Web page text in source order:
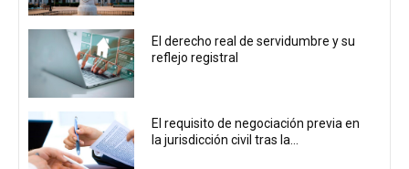
El derecho real de servidumbre y su
reflejo registral
El requisito de negociación previa en
la jurisdicción civil tras la...